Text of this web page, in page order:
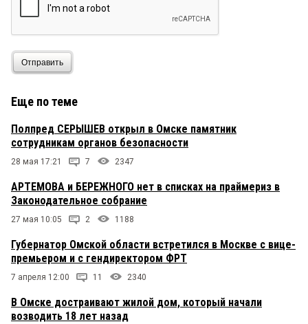
Отправить
Еще по теме
Полпред СЕРЫШЕВ открыл в Омске памятник
сотрудникам органов безопасности
28 мая 17:21 7 2347
АРТЕМОВА и БЕРЕЖНОГО нет в списках на праймериз в
Законодательное собрание
27 мая 10:05 2 1188
Губернатор Омской области встретился в Москве с вице-
премьером и с гендиректором ФРТ
7 апреля 12:00 11 2340
В Омске достраивают жилой дом, который начали
возводить 18 лет назад